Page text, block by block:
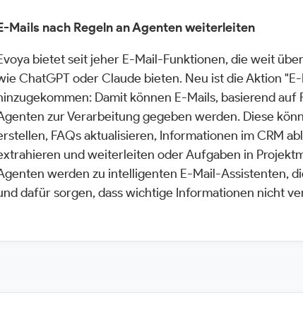
Mails nach Regeln an Agenten weiterleiten
bietet seit jeher E-Mail-Funktionen, die weit
ChatGPT oder Claude bieten. Neu ist die Aktion
Damit können E-Mails, basierend
zur Verarbeitung gegeben werden. Diese
FAQs aktualisieren, Informationen im CRM
und weiterleiten oder Aufgaben in
werden zu intelligenten E-Mail-Assistenten,
dafür sorgen, dass wichtige Informationen nicht